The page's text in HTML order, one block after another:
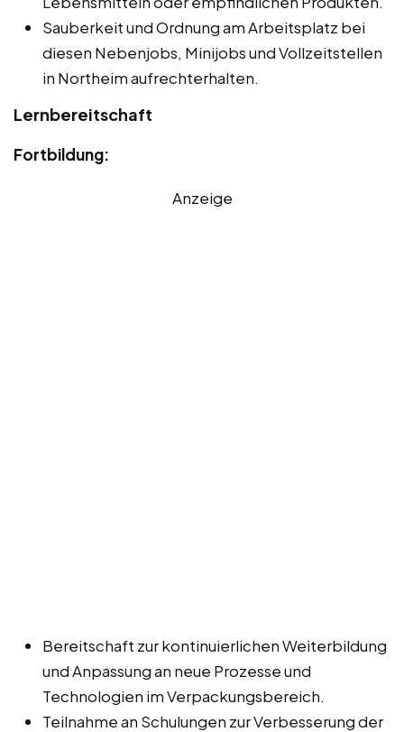
Sauberkeit und Ordnung am Arbeitsplatz bei
diesen Nebenjobs, Minijobs und Vollzeitstellen
in Northeim aufrechterhalten.
Lernbereitschaft
Fortbildung:
Anzeige
Bereitschaft zur kontinuierlichen Weiterbildung
und Anpassung an neue Prozesse und
Technologien im Verpackungsbereich.
Teilnahme an Schulungen zur Verbesserung der